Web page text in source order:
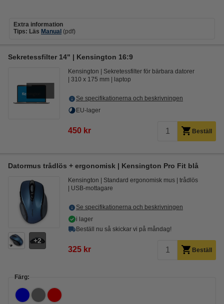
Extra information
Tips: Läs Manual (pdf)
Sekretessfilter 14" | Kensington 16:9
Kensington
Sekretessfilter för bärbara datorer
310 x 175 mm
laptop
Se specifikationerna och beskrivningen
EU-lager
450 kr Beställ
Datormus trådlös + ergonomisk | Kensington Pro Fit blå
2
Kensington Standard ergonomisk mus
trådlös
USB-mottagare
Se specifikationerna och beskrivningen
i lager
Beställ nu så skickar vi på måndag!
325 kr Beställ
Färg: